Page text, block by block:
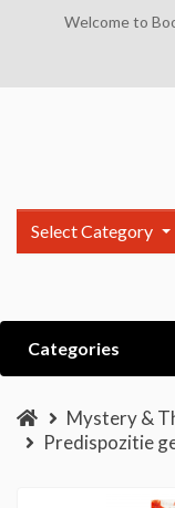
Welcome to
Select Category
Categories
Mystery &
Predispozitie